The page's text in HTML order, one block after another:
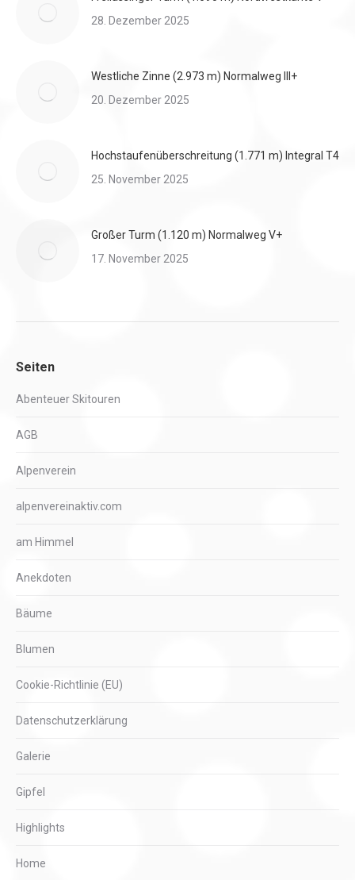
28. Dezember 2025
Westliche Zinne (2.973 m) Normalweg III+
20. Dezember 2025
Hochstaufenüberschreitung (1.771 m) Integral T4
25. November 2025
Großer Turm (1.120 m) Normalweg V+
17. November 2025
Seiten
Abenteuer Skitouren
AGB
Alpenverein
alpenvereinaktiv.com
am Himmel
Anekdoten
Bäume
Blumen
Cookie-Richtlinie (EU)
Datenschutzerklärung
Galerie
Gipfel
Highlights
Home